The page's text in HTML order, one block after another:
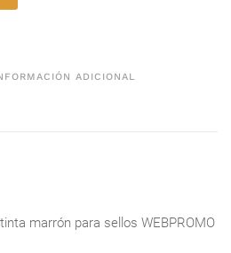
ADICIONAL
marrón para sellos WEBPROMO